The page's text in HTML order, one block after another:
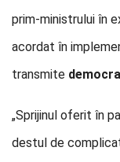
prim-ministrului în
acordat în
transmite
„Sprijinul oferit în
destul de